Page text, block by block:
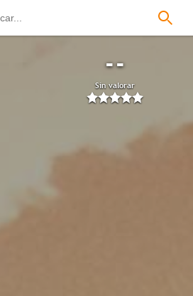
--
Sin valorar